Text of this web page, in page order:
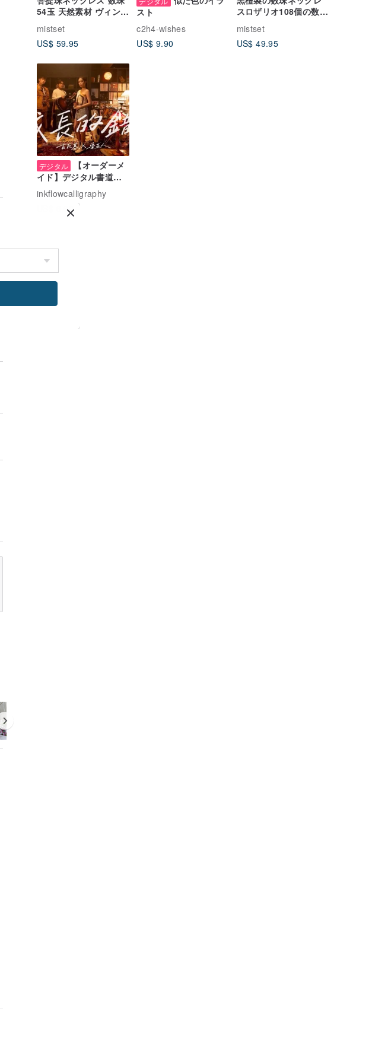
54玉 天然素材 ヴィンテ
目 菩提瞑想用種子
mistset
US$ 59.95
スト
c2h4-wishes
US$ 9.90
スロザリオ108個の数珠
ペンダント
mistset
US$ 49.95
デジタル
【オーダーメ
イド】デジタル書道題
字
inkflowcalligraphy
US$ 6.60